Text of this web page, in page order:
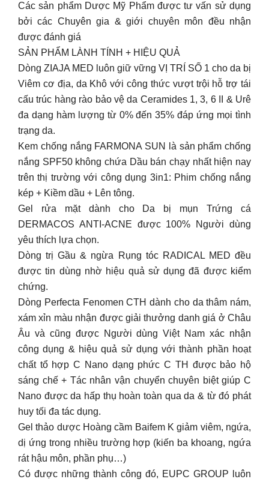
Các sản phẩm Dược Mỹ Phẩm được tư vấn sử dụng
bởi các Chuyên gia & giới chuyên môn đều nhận
được đánh giá
SẢN PHẨM LÀNH TÍNH + HIỆU QUẢ
Dòng ZIAJA MED luôn giữ vững VỊ TRÍ SỐ 1 cho da bị
Viêm cơ địa, da Khô với công thức vượt trội hỗ trợ tái
cấu trúc hàng rào bảo vệ da Ceramides 1, 3, 6 II & Urê
đa dạng hàm lượng từ 0% đến 35% đáp ứng mọi tình
trạng da.
Kem chống nắng FARMONA SUN là sản phẩm chống
nắng SPF50 không chứa Dầu bán chạy nhất hiện nay
trên thị trường với công dụng 3in1: Phim chống nắng
kép + Kiềm dầu + Lên tông.
Gel rửa mặt dành cho Da bị mụn Trứng cá
DERMACOS ANTI-ACNE được 100% Người dùng
yêu thích lựa chọn.
Dòng trị Gầu & ngừa Rụng tóc RADICAL MED đều
được tin dùng nhờ hiệu quả sử dụng đã được kiểm
chứng.
Dòng Perfecta Fenomen CTH dành cho da thâm nám,
xám xỉn màu nhận được giải thưởng danh giá ở Châu
Âu và cũng được Người dùng Việt Nam xác nhận
công dụng & hiệu quả sử dụng với thành phần hoạt
chất tổ hợp C Nano dạng phức C TH được bảo hộ
sáng chế + Tác nhân vận chuyển chuyên biệt giúp C
Nano được da hấp thụ hoàn toàn qua da & từ đó phát
huy tối đa tác dụng.
Gel thảo dược Hoàng cầm Baifem K giảm viêm, ngứa,
dị ứng trong nhiều trường hợp (kiến ba khoang, ngứa
rát hậu môn, phần phụ…)
Có được những thành công đó, EUPC GROUP luôn